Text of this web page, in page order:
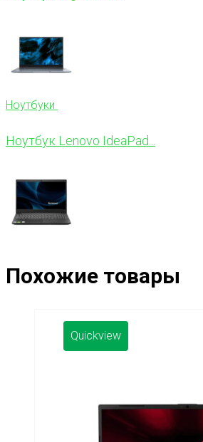
Ноутбуки
Ноутбук Lenovo IdeaPad...
Похожие товары
Quickview